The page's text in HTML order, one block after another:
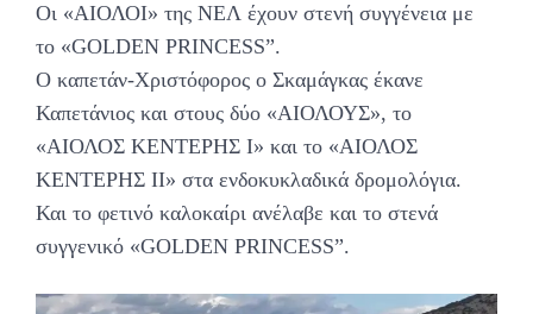
Οι «ΑΙΟΛΟΙ» της NEΛ έχουν στενή συγγένεια με
το «GOLDEN PRINCESS”.
Ο καπετάν-Χριστόφορος ο Σκαμάγκας έκανε
Καπετάνιος και στους δύο «ΑΙΟΛΟΥΣ», το
«ΑΙΟΛΟΣ ΚΕΝΤΕΡΗΣ Ι» και το «ΑΙΟΛΟΣ
ΚΕΝΤΕΡΗΣ ΙΙ» στα ενδοκυκλαδικά δρομολόγια.
Και το φετινό καλοκαίρι ανέλαβε και το στενά
συγγενικό «GOLDEN PRINCESS”.